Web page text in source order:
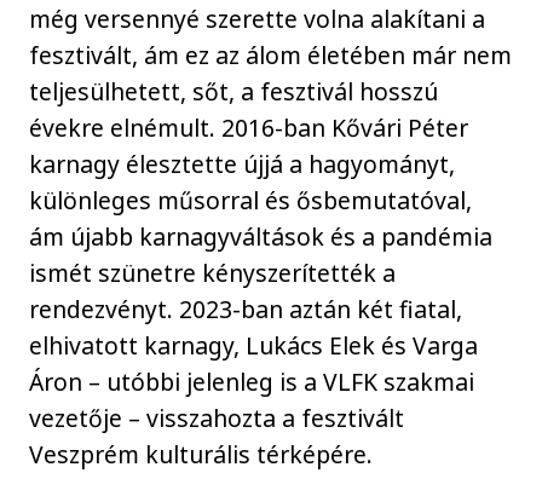
még versennyé szerette volna alakítani a
fesztivált, ám ez az álom életében már nem
teljesülhetett, sőt, a fesztivál hosszú
évekre elnémult. 2016-ban Kővári Péter
karnagy élesztette újjá a hagyományt,
különleges műsorral és ősbemutatóval,
ám újabb karnagyváltások és a pandémia
ismét szünetre kényszerítették a
rendezvényt. 2023-ban aztán két fiatal,
elhivatott karnagy, Lukács Elek és Varga
Áron – utóbbi jelenleg is a VLFK szakmai
vezetője – visszahozta a fesztivált
Veszprém kulturális térképére.